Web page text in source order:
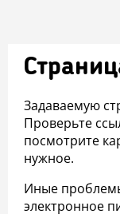
Задаваемую
Проверьте
посмотрите
нужное.
Иные
электронное